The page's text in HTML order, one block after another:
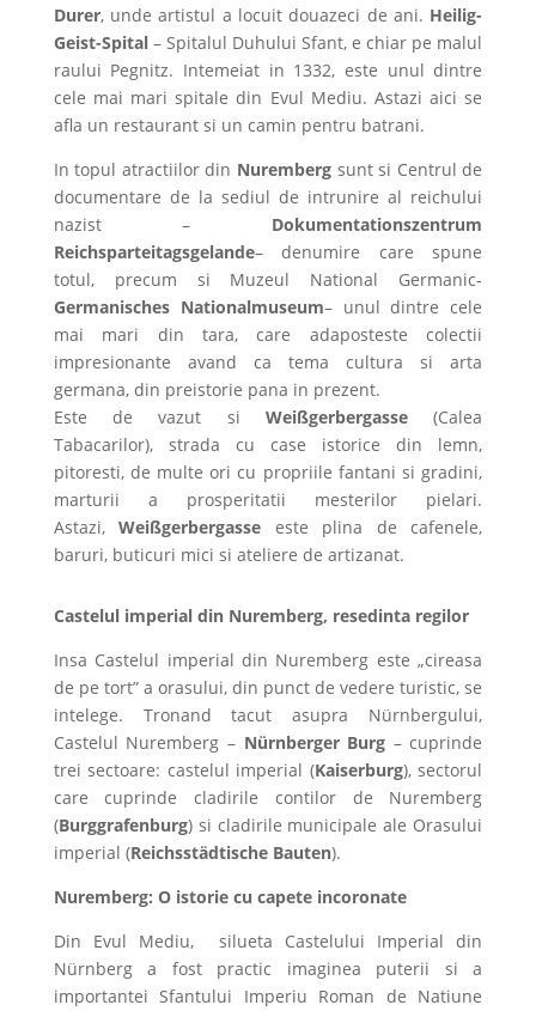
Durer, unde artistul a locuit douazeci de ani. Heilig-
Geist-Spital – Spitalul Duhului Sfant, e chiar pe malul
raului Pegnitz. Intemeiat in 1332, este unul dintre
cele mai mari spitale din Evul Mediu. Astazi aici se
afla un restaurant si un camin pentru batrani.
In topul atractiilor din Nuremberg sunt si Centrul de
documentare de la sediul de intrunire al reichului
nazist – Dokumentationszentrum
Reichsparteitagsgelande– denumire care spune
totul, precum si Muzeul National Germanic-
Germanisches Nationalmuseum– unul dintre cele
mai mari din tara, care adaposteste colectii
impresionante avand ca tema cultura si arta
germana, din preistorie pana in prezent.
Este de vazut si Weißgerbergasse(Calea
Tabacarilor), strada cu case istorice din lemn,
pitoresti, de multe ori cu propriile fantani si gradini,
marturii a prosperitatii mesterilor pielari.
Astazi,Weißgerbergasse este plina de cafenele,
baruri, buticuri mici si ateliere de artizanat.
Castelul imperial din Nuremberg, resedinta regilor
Insa Castelul imperial din Nuremberg este „cireasa
de pe tort” a orasului, din punct de vedere turistic, se
intelege. Tronand tacut asupra Nürnbergului,
Castelul Nuremberg – Nürnberger Burg – cuprinde
trei sectoare: castelul imperial (Kaiserburg), sectorul
care cuprinde cladirile contilor de Nuremberg
(Burggrafenburg) si cladirile municipale ale Orasului
imperial (Reichsstädtische Bauten).
Nuremberg: O istorie cu capete incoronate
Din Evul Mediu, silueta Castelului Imperial din
Nürnberg a fost practic imaginea puterii si a
importantei Sfantului Imperiu Roman de Natiune